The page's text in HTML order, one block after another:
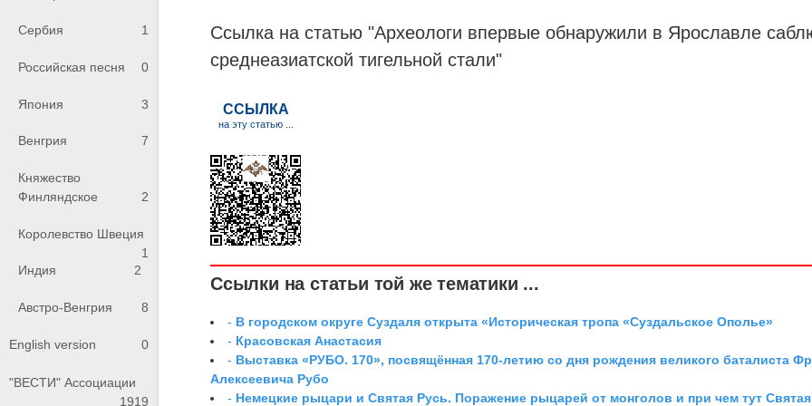
Сербия 1
Российская песня 0
Япония 3
Венгрия 7
Княжество
Финляндское
2
Королевство Швеция
1
Индия
2
Австро-Венгрия 8
English version 0
"ВЕСТИ" Ассоциации
1919
Ссылка на статью "Археологи впервые обнаружили в Ярославле
среднеазиатской тигельной стали"
Ссылки на статьи той же тематики ...
- В городском округе Суздаля открыта «Историческая тропа «Суздальское Ополье»
- Красовская Анастасия
- Выставка «РУБО. 170», посвящённая 170-летию со дня рождения великого баталиста
Алексеевича Рубо
- Немецкие рыцари и Святая Русь. Поражение рыцарей от монголов и при чем тут Святая